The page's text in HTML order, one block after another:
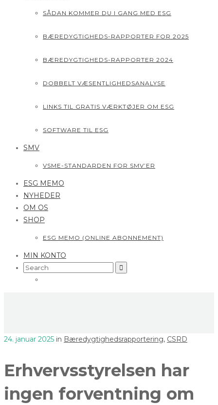
SÅDAN KOMMER DU I GANG MED ESG
BÆREDYGTIGHEDS-RAPPORTER FOR 2025
BÆREDYGTIGHEDS-RAPPORTER 2024
DOBBELT VÆSENTLIGHEDSANALYSE
LINKS TIL GRATIS VÆRKTØJER OM ESG
SOFTWARE TIL ESG
SMV
VSME-STANDARDEN FOR SMV’ER
ESG MEMO
NYHEDER
OM OS
SHOP
ESG MEMO (ONLINE ABONNEMENT)
MIN KONTO
Search
24. januar 2025 in Bæredygtighedsrapportering, CSRD
Erhvervsstyrelsen har
ingen forventning om